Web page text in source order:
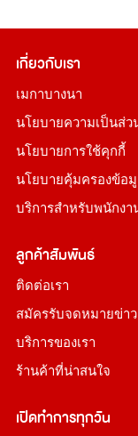
เกี่ยวกับเรา
เมกาบางนา
นโยบายความเป็นส่ว
นโยบายการใช้คุกกี้
นโยบายคุ้มครองข้อ
บริการสำหรับพนักงา
ลูกค้าสัมพันธ์
ติดต่อเรา
สมัครรับจดหมายข่าว
บริการของเรา
ร้านค้าที่น่าสนใจ
เปิดทำการทุกวัน